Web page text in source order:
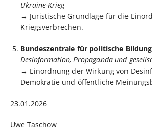
Ukraine-Krieg
→ Juristische Grundlage für die
Kriegsverbrechen.
Bundeszentrale für politische Bildung
Desinformation, Propaganda und
→ Einordnung der Wirkung von
Demokratie und öffentliche
23.01.2026
Uwe Taschow